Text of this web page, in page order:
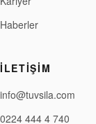
Haberler
İLETIŞIM
info@tuvsila.com
0224 444 4 740